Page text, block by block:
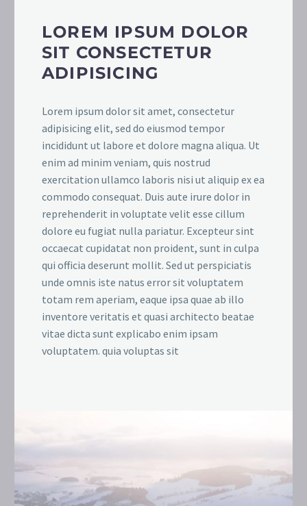
LOREM IPSUM DOLOR
SIT CONSECTETUR
ADIPISICING
Lorem ipsum dolor sit amet, consectetur
adipisicing elit, sed do eiusmod tempor
incididunt ut labore et dolore magna aliqua. Ut
enim ad minim veniam, quis nostrud
exercitation ullamco laboris nisi ut aliquip ex ea
commodo consequat. Duis aute irure dolor in
reprehenderit in voluptate velit esse cillum
dolore eu fugiat nulla pariatur. Excepteur sint
occaecat cupidatat non proident, sunt in culpa
qui officia deserunt mollit. Sed ut perspiciatis
unde omnis iste natus error sit voluptatem
totam rem aperiam, eaque ipsa quae ab illo
inventore veritatis et quasi architecto beatae
vitae dicta sunt explicabo enim ipsam
voluptatem. quia voluptas sit